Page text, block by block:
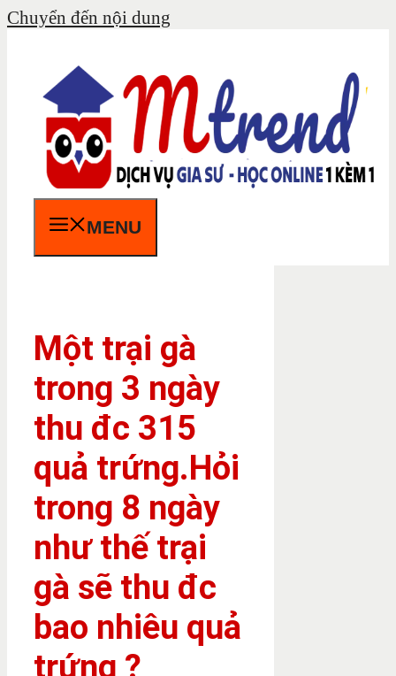
Chuyển đến nội dung
MENU
Một trại gà
trong 3 ngày
thu đc 315
quả trứng.Hỏi
trong 8 ngày
như thế trại
gà sẽ thu đc
bao nhiêu quả
trứng ?